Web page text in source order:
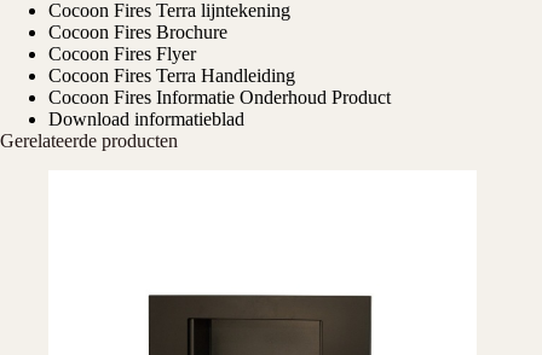
Cocoon Fires Terra lijntekening
Cocoon Fires Brochure
Cocoon Fires Flyer
Cocoon Fires Terra Handleiding
Cocoon Fires Informatie Onderhoud Product
Download informatieblad
Gerelateerde producten